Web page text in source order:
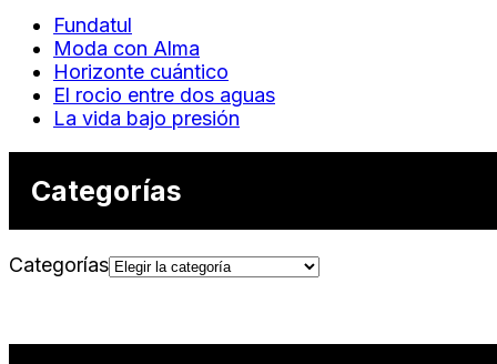
Fundatul
Moda con Alma
Horizonte cuántico
El rocio entre dos aguas
La vida bajo presión
Categorías
Categorías